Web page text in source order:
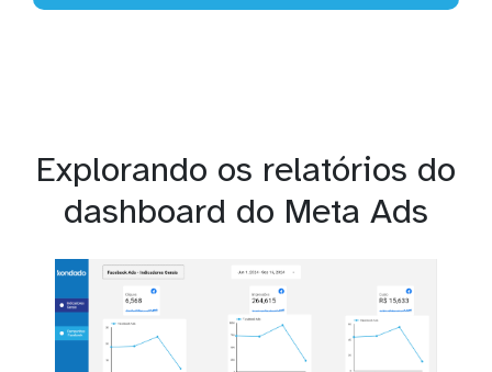
Explorando os relatórios do
dashboard do Meta Ads